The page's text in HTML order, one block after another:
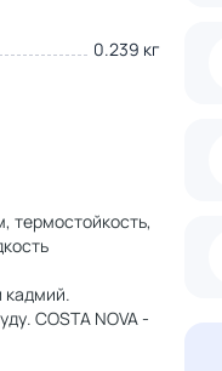
0.239 кг
термостойкость,
кадмий.
COSTA NOVA -